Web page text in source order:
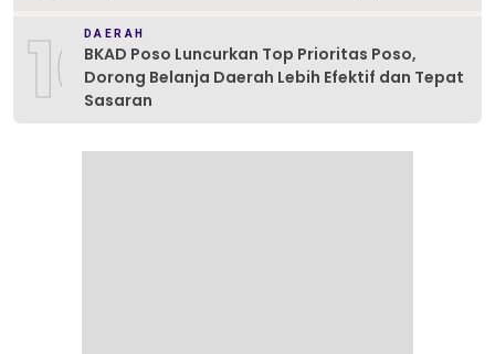
10DAERAH
BKAD Poso Luncurkan Top Prioritas Poso,
Dorong Belanja Daerah Lebih Efektif dan Tepat
Sasaran